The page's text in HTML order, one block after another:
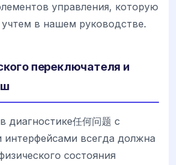
управления, которую
в нашем руководстве.
переключателя и
任何问题 с
всегда должна
состояния